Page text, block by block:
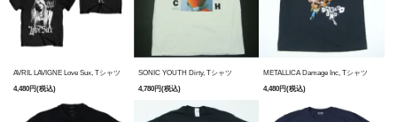
AVRIL LAVIGNE Love Sux, Tシャツ
4,480円(税込)
SONIC YOUTH Dirty, Tシャツ
4,780円(税込)
METALLICA Damage Inc, Tシャツ
4,480円(税込)